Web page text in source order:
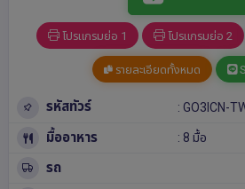
โปรแกรมย่อ 1 โปรแกรมย่อ 2
รายละเอียดทั้งหมด
รหัสทัวร์ : GO3ICN-
มื้ออาหาร : 8 มื้อ
รถ